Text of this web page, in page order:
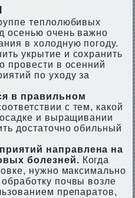
теплолюбивых
осенью очень важно
в холодную погоду.
укрытие и сохранить
провести в осенний
по уходу за
в правильном
с тем, какой
и выращивании
достаточно обильный
направлена на
болезней. Когда
нужно максимально
почвы возле
препаратов,